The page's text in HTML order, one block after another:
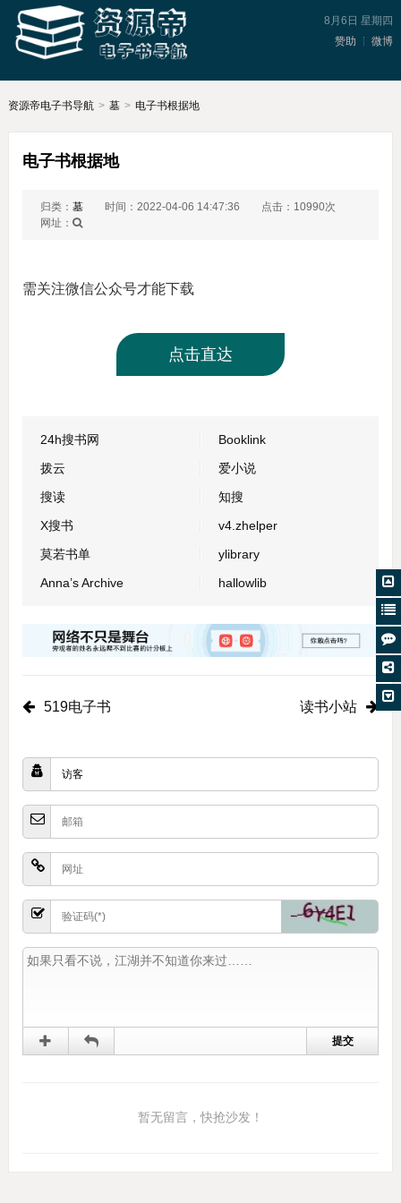
8月6日 星期四
赞助
微博
资源帝电子书导航 > 墓 > 电子书根据地
电子书根据地
归类： 墓 时间：2022-04-06 14:47:36
点击：10990次
网址：
需关注微信公众号才能下载
点击直达
24h搜书网
Booklink
拨云
爱小说
搜读
知搜
X搜书
v4.zhelper
莫若书单
ylibrary
Anna’s Archive
hallowlib
519电子书 读书小站
暂无留言，快抢沙发！